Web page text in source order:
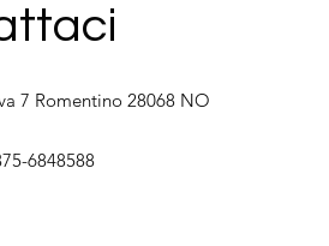
7 Romentino 28068 NO
6848588